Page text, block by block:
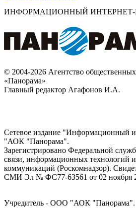
ИНФОРМАЦИОННЫЙ ИНТЕРНЕТ-
© 2004-2026 Агентство
«Панорама»
Главный редактор Агафонов И.А.
Сетевое издание "Информационный
"АОК "Панорама".
Зарегистрировано Федеральной
связи, информационных технологий
коммуникаций (Роскомнадзор).
СМИ Эл № ФС77-63561 от 02 ноября
Учредитель - ООО "АОК "Панорама".